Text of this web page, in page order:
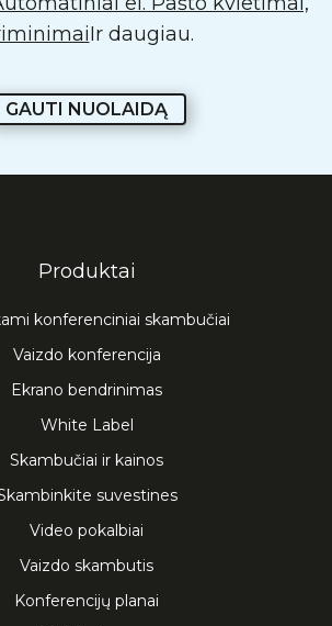
Ir daugiau.
GAUTI NUOLAIDĄ
Produktai
konferenciniai skambučiai
Vaizdo konferencija
Ekrano bendrinimas
White Label
Skambučiai ir kainos
suvestines
Video pokalbiai
Vaizdo skambutis
Konferencijų planai